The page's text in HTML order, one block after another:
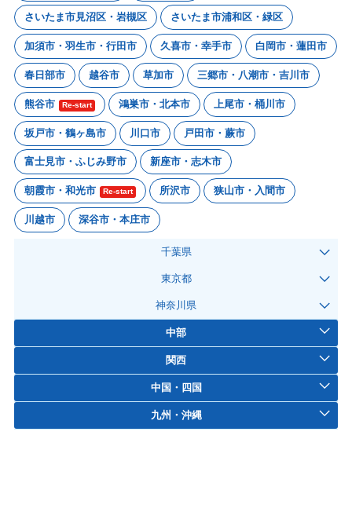
さいたま市見沼区・岩槻区 さいたま市浦和区・緑区
加須市・羽生市・行田市 久喜市・幸手市 白岡市・蓮田市
春日部市 越谷市 草加市 三郷市・八潮市・吉川市
熊谷市 Re-start 鴻巣市・北本市 上尾市・桶川市
坂戸市・鶴ヶ島市 川口市 戸田市・蕨市
富士見市・ふじみ野市 新座市・志木市
朝霞市・和光市 Re-start 所沢市 狭山市・入間市
川越市 深谷市・本庄市
千葉県
東京都
神奈川県
中部
関西
中国・四国
九州・沖縄